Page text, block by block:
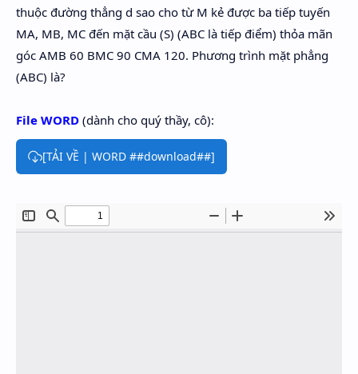
thuộc đường thẳng d sao cho từ M kẻ được ba tiếp tuyến
MA, MB, MC đến mặt cầu (S) (ABC là tiếp điểm) thỏa mãn
góc AMB 60 BMC 90 CMA 120. Phương trình mặt phẳng
(ABC) là?
File WORD (dành cho quý thầy, cô):
[TẢI VỀ | WORD ##download##]